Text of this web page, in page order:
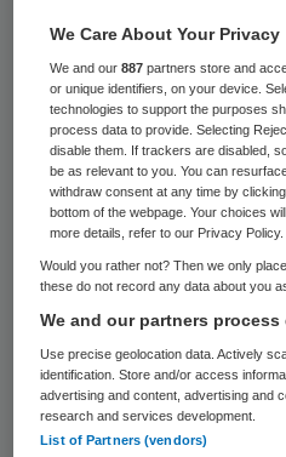
wordt om een beugel
plaatsen. Ook de
brengen van de
slotjesbeugel
gaan in per 2016.
Uit het NZa-rapport
toegankelijkheid in de
van maart 2015 blijkt
beugels dat in twee
bij patiënten, fors
deel worden verklaard
We Care About Your Privacy
We and our887 partners store and
or unique identifiers, on your device.
technologies to support the purposes
process data to provide. Selecting
disable them. If trackers are disabled,
be as relevant to you. You can
withdraw consent at any time by
bottom of the webpage. Your choices
more details, refer to our Privacy Policy.
Would you rather not? Then we only
these do not record any data about you
We and our partners
Use precise geolocation data. Actively
identification. Store and/or access
advertising and content, advertising and
research and services development.
List of Partners (vendors)